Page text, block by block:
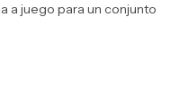
a juego para un conjunto